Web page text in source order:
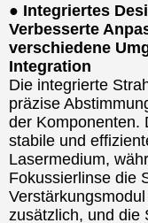
● Integriertes
Verbesserte
verschiedene
Integration
Die integrierte
präzise
der Komponenten.
stabile und
Lasermedium,
Fokussierlinse die
zusätzlich, und die